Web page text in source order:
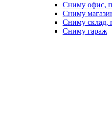
Сниму офис,
Сниму
Сниму склад,
Сниму гараж